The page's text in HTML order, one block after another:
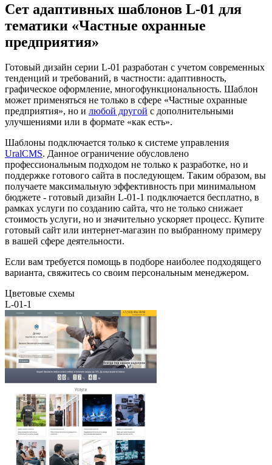
Сет адаптивных шаблонов L-01 для
тематики «Частные охранные
предприятия»
Готовый дизайн серии L-01 разработан с учетом современных
тенденций и требований, в частности: адаптивность,
графическое оформление, многофункциональность. Шаблон
может применяться не только в сфере «Частные охранные
предприятия», но и любой другой с дополнительными
улучшениями или в формате «как есть».
Шаблоны подключается только к системе управления
UralCMS. Данное ограничение обусловлено
профессиональным подходом не только к разработке, но и
поддержке готового сайта в последующем. Таким образом, вы
получаете максимальную эффективность при минимальном
бюджете - готовый дизайн L-01-1 подключается бесплатно, в
рамках услуги по созданию сайта, что не только снижает
стоимость услуги, но и значительно ускоряет процесс. Купите
готовый сайт или интернет-магазин по выбранному примеру
в вашей сфере деятельности.
Если вам требуется помощь в подборе наиболее подходящего
варианта, свяжитесь со своим персональным менеджером.
Цветовые схемы
L-01-1